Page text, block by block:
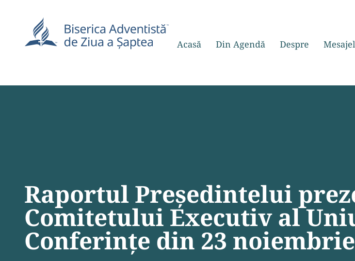
Acasă Din Agendă Despre
Raportul Președintelui
Comitetului Executiv al
Conferințe din 23 noiembrie